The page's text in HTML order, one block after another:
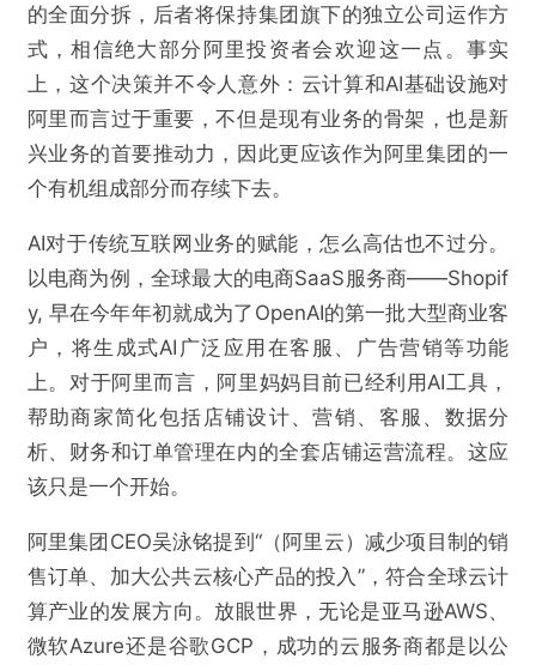
的全面分拆，后者将保持集团旗下的独立公司运作方
式，相信绝大部分阿里投资者会欢迎这一点。事实
上，这个决策并不令人意外：云计算和AI基础设施对
阿里而言过于重要，不但是现有业务的骨架，也是新
兴业务的首要推动力，因此更应该作为阿里集团的一
个有机组成部分而存续下去。
AI对于传统互联网业务的赋能，怎么高估也不过分。
以电商为例，全球最大的电商SaaS服务商——Shopif
y, 早在今年年初就成为了OpenAI的第一批大型商业客
户，将生成式AI广泛应用在客服、广告营销等功能
上。对于阿里而言，阿里妈妈目前已经利用AI工具，
帮助商家简化包括店铺设计、营销、客服、数据分
析、财务和订单管理在内的全套店铺运营流程。这应
该只是一个开始。
阿里集团CEO吴泳铭提到“（阿里云）减少项目制的销
售订单、加大公共云核心产品的投入”，符合全球云计
算产业的发展方向。放眼世界，无论是亚马逊AWS、
微软Azure还是谷歌GCP，成功的云服务商都是以公